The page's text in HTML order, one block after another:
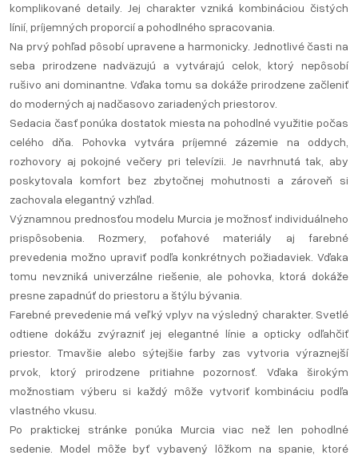
komplikované detaily. Jej charakter vzniká kombináciou čistých
línií, príjemných proporcií a pohodlného spracovania.
Na prvý pohľad pôsobí upravene a harmonicky. Jednotlivé časti na
seba prirodzene nadväzujú a vytvárajú celok, ktorý nepôsobí
rušivo ani dominantne. Vďaka tomu sa dokáže prirodzene začleniť
do moderných aj nadčasovo zariadených priestorov.
Sedacia časť ponúka dostatok miesta na pohodlné využitie počas
celého dňa. Pohovka vytvára príjemné zázemie na oddych,
rozhovory aj pokojné večery pri televízii. Je navrhnutá tak, aby
poskytovala komfort bez zbytočnej mohutnosti a zároveň si
zachovala elegantný vzhľad.
Významnou prednosťou modelu Murcia je možnosť individuálneho
prispôsobenia. Rozmery, poťahové materiály aj farebné
prevedenia možno upraviť podľa konkrétnych požiadaviek. Vďaka
tomu nevzniká univerzálne riešenie, ale pohovka, ktorá dokáže
presne zapadnúť do priestoru a štýlu bývania.
Farebné prevedenie má veľký vplyv na výsledný charakter. Svetlé
odtiene dokážu zvýrazniť jej elegantné línie a opticky odľahčiť
priestor. Tmavšie alebo sýtejšie farby zas vytvoria výraznejší
prvok, ktorý prirodzene pritiahne pozornosť. Vďaka širokým
možnostiam výberu si každý môže vytvoriť kombináciu podľa
vlastného vkusu.
Po praktickej stránke ponúka Murcia viac než len pohodlné
sedenie. Model môže byť vybavený lôžkom na spanie, ktoré